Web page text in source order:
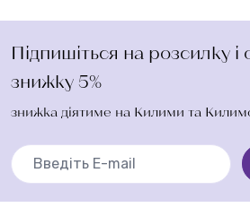
Підпишіться на розсилку
знижку 5%
знижка діятиме на Килими та